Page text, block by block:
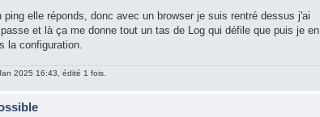
elle réponds, donc avec un browser je suis rentré dessus j'ai
et là ça me donne tout un tas de Log qui défile que puis je en
la configuration.
2025 16:43, édité 1 fois.